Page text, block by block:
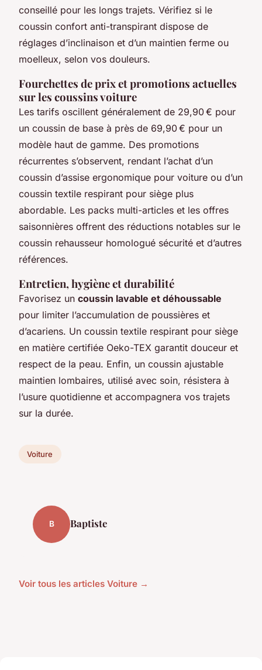
conseillé pour les longs trajets. Vérifiez si le
coussin confort anti-transpirant dispose de
réglages d’inclinaison et d’un maintien ferme ou
moelleux, selon vos douleurs.
Fourchettes de prix et promotions actuelles
sur les coussins voiture
Les tarifs oscillent généralement de 29,90 € pour
un coussin de base à près de 69,90 € pour un
modèle haut de gamme. Des promotions
récurrentes s’observent, rendant l’achat d’un
coussin d’assise ergonomique pour voiture ou d’un
coussin textile respirant pour siège plus
abordable. Les packs multi-articles et les offres
saisonnières offrent des réductions notables sur le
coussin rehausseur homologué sécurité et d’autres
références.
Entretien, hygiène et durabilité
Favorisez un coussin lavable et déhoussable
pour limiter l’accumulation de poussières et
d’acariens. Un coussin textile respirant pour siège
en matière certifiée Oeko-TEX garantit douceur et
respect de la peau. Enfin, un coussin ajustable
maintien lombaires, utilisé avec soin, résistera à
l’usure quotidienne et accompagnera vos trajets
sur la durée.
Voiture
B Baptiste
Voir tous les articles Voiture →